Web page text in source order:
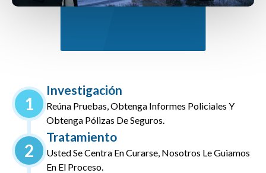
1
Investigación
Reúna Pruebas, Obtenga Informes Policiales Y
Obtenga Pólizas De Seguros.
2
Tratamiento
Usted Se Centra En Curarse, Nosotros Le Guiamos
En El Proceso.